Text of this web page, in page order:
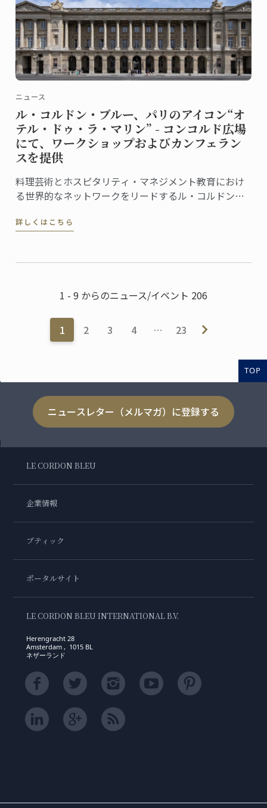
ニュース
ル・コルドン・ブルー、パリのアイコン“オ
テル・ドゥ・ラ・マリン” - コンコルド広場
にて、ワークショップおよびカンフェラン
スを提供
料理芸術とホスピタリティ・マネジメント教育におけ
る世界的なネットワークをリードするル・コルドン・
des Monuments Nationaux, CMN）より、パリのオテ
詳しくはこちら
1 - 9 からのニュース/イベント 206
1 2 3 4 … 23
TOP
ニュースレター（メルマガ）に登録する
LE CORDON BLEU
企業情報
ブティック
ポータルサイト
LE CORDON BLEU INTERNATIONAL B.V.
Herengracht 28
Amsterdam , 1015 BL
ネザーランド